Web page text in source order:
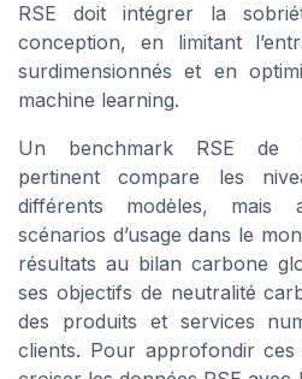
RSE doit intégrer la
conception, en limitant
surdimensionnés et en
machine learning.
Un benchmark RSE de
pertinent compare les
différents modèles, mais
scénarios d’usage dans le
résultats au bilan carbone
ses objectifs de neutralité
des produits et services
clients. Pour approfondir